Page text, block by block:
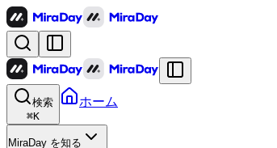
検索
⌘K
ホーム
MiraDay を知る